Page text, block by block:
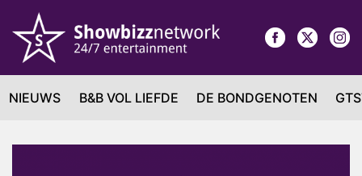
NIEUWS B&B VOL LIEFDE DE BONDGENOTEN